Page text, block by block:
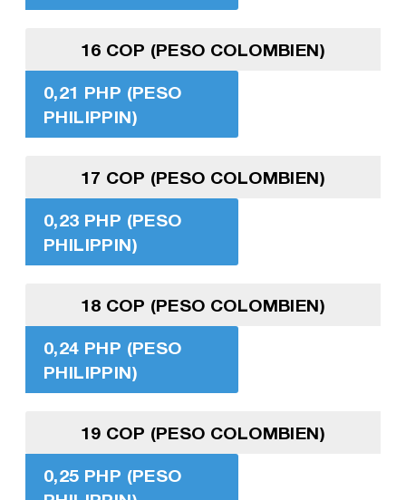
16 COP (PESO COLOMBIEN)
0,21 PHP (PESO
PHILIPPIN)
17 COP (PESO COLOMBIEN)
0,23 PHP (PESO
PHILIPPIN)
18 COP (PESO COLOMBIEN)
0,24 PHP (PESO
PHILIPPIN)
19 COP (PESO COLOMBIEN)
0,25 PHP (PESO